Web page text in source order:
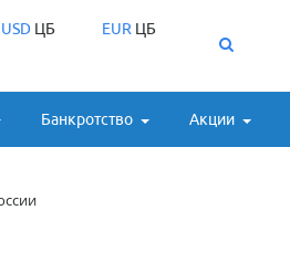
USDЦБ EUR ЦБ
Банкротство Акции